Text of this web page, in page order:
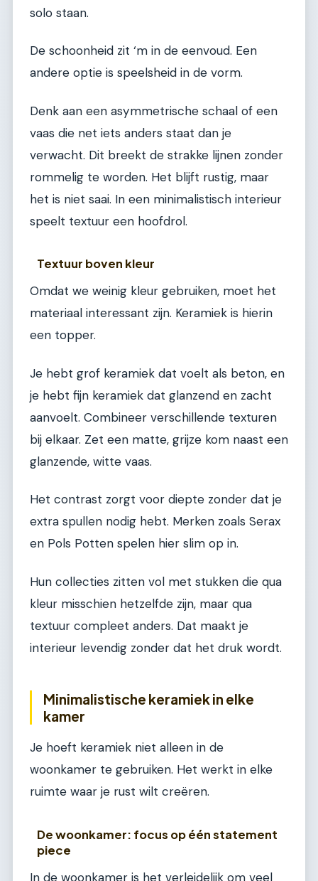
solo staan.
De schoonheid zit ‘m in de eenvoud. Een
andere optie is speelsheid in de vorm.
Denk aan een asymmetrische schaal of een
vaas die net iets anders staat dan je
verwacht. Dit breekt de strakke lijnen zonder
rommelig te worden. Het blijft rustig, maar
het is niet saai. In een minimalistisch interieur
speelt textuur een hoofdrol.
Textuur boven kleur
Omdat we weinig kleur gebruiken, moet het
materiaal interessant zijn. Keramiek is hierin
een topper.
Je hebt grof keramiek dat voelt als beton, en
je hebt fijn keramiek dat glanzend en zacht
aanvoelt. Combineer verschillende texturen
bij elkaar. Zet een matte, grijze kom naast een
glanzende, witte vaas.
Het contrast zorgt voor diepte zonder dat je
extra spullen nodig hebt. Merken zoals Serax
en Pols Potten spelen hier slim op in.
Hun collecties zitten vol met stukken die qua
kleur misschien hetzelfde zijn, maar qua
textuur compleet anders. Dat maakt je
interieur levendig zonder dat het druk wordt.
Minimalistische keramiek in elke
kamer
Je hoeft keramiek niet alleen in de
woonkamer te gebruiken. Het werkt in elke
ruimte waar je rust wilt creëren.
De woonkamer: focus op één statement
piece
In de woonkamer is het verleidelijk om veel